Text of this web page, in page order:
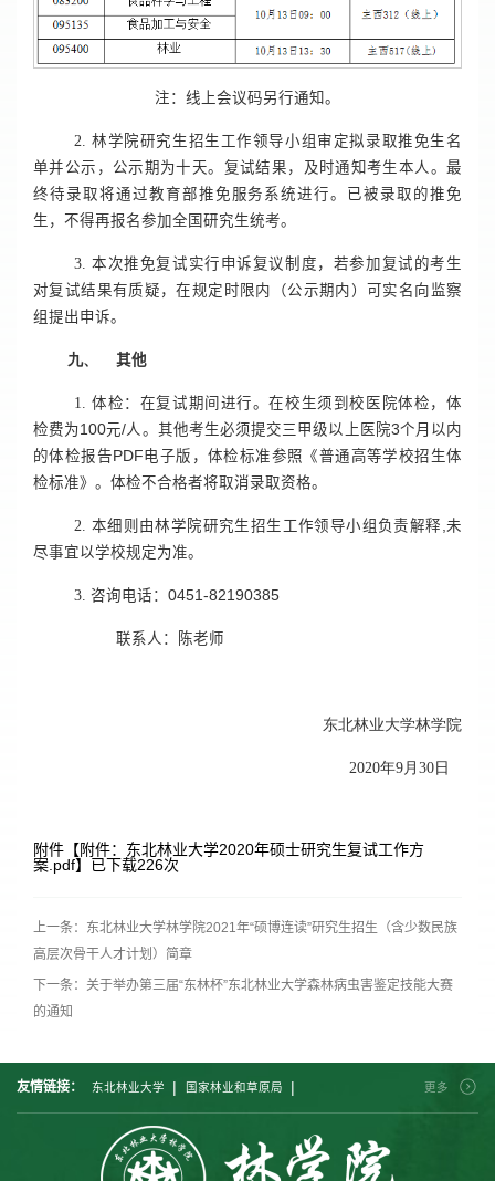
注：线上会议码另行通知。
2. 林学院研究生招生工作领导小组审定拟录取推免生名
单并公示，公示期为十天。复试结果，及时通知考生本人。最
终待录取将通过教育部推免服务系统进行。已被录取的推免
生，不得再报名参加全国研究生统考。
3. 本次推免复试实行申诉复议制度，若参加复试的考生
对复试结果有质疑，在规定时限内（公示期内）可实名向监察
组提出申诉。
九、 其他
1. 体检：在复试期间进行。在校生须到校医院体检，体
检费为100元/人。其他考生必须提交三甲级以上医院3个月以内
的体检报告PDF电子版，体检标准参照《普通高等学校招生体
检标准》。体检不合格者将取消录取资格。
2. 本细则由林学院研究生招生工作领导小组负责解释 未
尽事宜以学校规定为准。
3.咨询电话：0451-82190385
联系人：陈老师
东北林业大学林学院
2020年9月30日
附件【附件：东北林业大学2020年硕士研究生复试工作方
案.pdf】已下载226次
上一条：东北林业大学林学院2021年“硕博连读”研究生招生（含少数民族
高层次骨干人才计划）简章
下一条：关于举办第三届“东林杯”东北林业大学森林病虫害鉴定技能大赛
的通知
友情链接： 东北林业大学 | 国家林业和草原局 |
中国林业科学研究院 | 北京林业大学 | 南京林业大学 |
中南林业科技大学 西北农林科技大学
| 内蒙古农业大学
更多